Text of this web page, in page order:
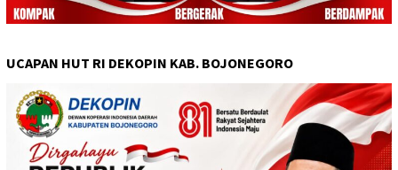
UCAPAN HUT RI DEKOPIN KAB. BOJONEGORO